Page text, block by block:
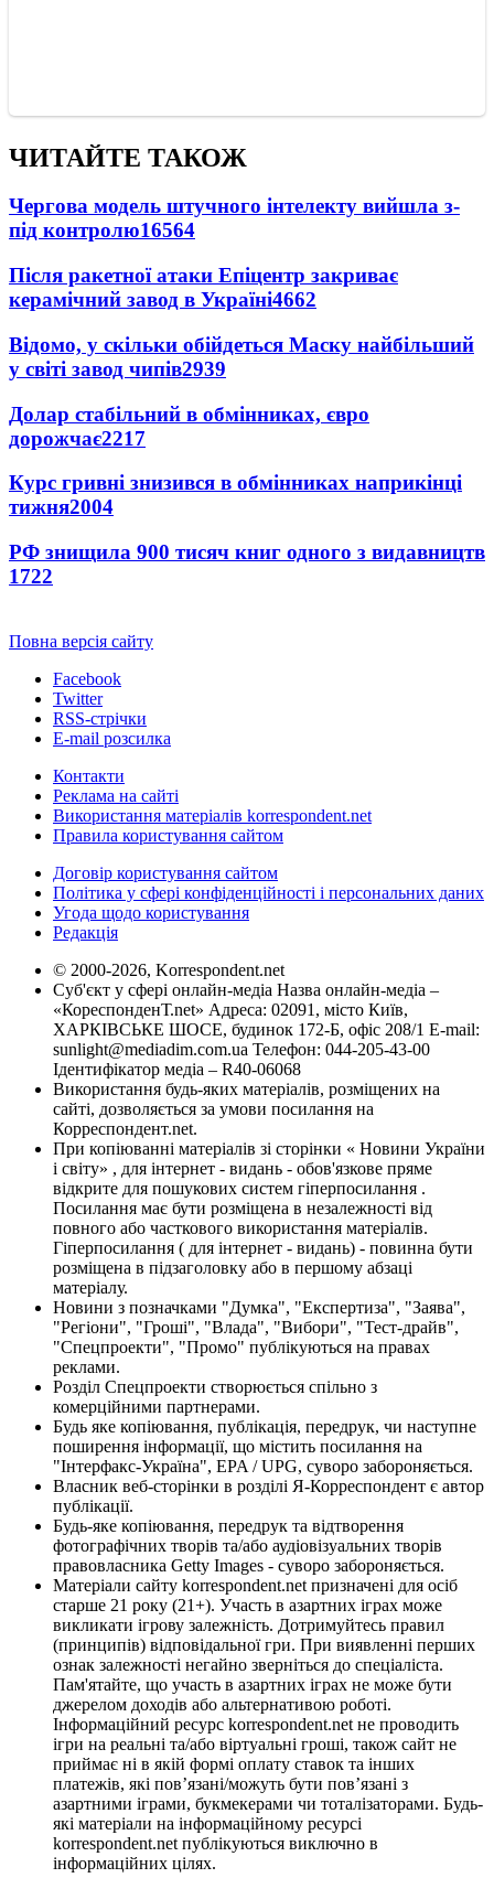
ЧИТАЙТЕ ТАКОЖ
Чергова модель штучного інтелекту вийшла з-
під контролю16564
Після ракетної атаки Епіцентр закриває
керамічний завод в Україні4662
Відомо, у скільки обійдеться Маску найбільший
у світі завод чипів2939
Долар стабільний в обмінниках, євро
дорожчає2217
Курс гривні знизився в обмінниках наприкінці
тижня2004
РФ знищила 900 тисяч книг одного з видавництв
1722
Повна версія сайту
Facebook
Twitter
RSS-стрічки
E-mail розсилка
Контакти
Реклама на сайті
Використання матеріалів korrespondent.net
Правила користування сайтом
Договір користування сайтом
Політика у сфері конфіденційності і персональних даних
Угода щодо користування
Редакція
© 2000-2026, Korrespondent.net
Суб'єкт у сфері онлайн-медіа Назва онлайн-медіа –
«КореспонденТ.net» Адреса: 02091, місто Київ,
ХАРКІВСЬКЕ ШОСЕ, будинок 172-Б, офіс 208/1 E-mail:
sunlight@mediadim.com.ua Телефон: 044-205-43-00
Ідентифікатор медіа – R40-06068
Використання будь-яких матеріалів, розміщених на
сайті, дозволяється за умови посилання на
Корреспондент.net.
При копіюванні матеріалів зі сторінки « Новини України
і світу» , для інтернет - видань - обов'язкове пряме
відкрите для пошукових систем гіперпосилання .
Посилання має бути розміщена в незалежності від
повного або часткового використання матеріалів.
Гіперпосилання ( для інтернет - видань) - повинна бути
розміщена в підзаголовку або в першому абзаці
матеріалу.
Новини з позначками "Думка", "Експертиза", "Заява",
"Регіони", "Гроші", "Влада", "Вибори", "Тест-драйв",
"Спецпроекти", "Промо" публікуються на правах
реклами.
Розділ Спецпроекти створюється спільно з
комерційними партнерами.
Будь яке копіювання, публікація, передрук, чи наступне
поширення інформації, що містить посилання на
"Інтерфакс-Україна", EPA / UPG, суворо забороняється.
Власник веб-сторінки в розділі Я-Корреспондент є автор
публікації.
Будь-яке копіювання, передрук та відтворення
фотографічних творів та/або аудіовізуальних творів
правовласника Getty Images - суворо забороняється.
Матеріали сайту korrespondent.net призначені для осіб
старше 21 року (21+). Участь в азартних іграх може
викликати ігрову залежність. Дотримуйтесь правил
(принципів) відповідальної гри. При виявленні перших
ознак залежності негайно зверніться до спеціаліста.
Пам'ятайте, що участь в азартних іграх не може бути
джерелом доходів або альтернативою роботі.
Інформаційний ресурс korrespondent.net не проводить
ігри на реальні та/або віртуальні гроші, також сайт не
приймає ні в якій формі оплату ставок та інших
платежів, які пов’язані/можуть бути пов’язані з
азартними іграми, букмекерами чи тоталізаторами. Будь-
які матеріали на інформаційному ресурсі
korrespondent.net публікуються виключно в
інформаційних цілях.